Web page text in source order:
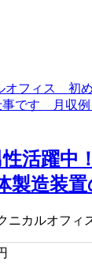
性活躍中
製造装
ニカルオフィ